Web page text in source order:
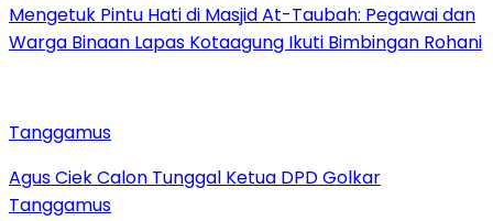
Mengetuk Pintu Hati di Masjid At-Taubah: Pegawai dan
Warga Binaan Lapas Kotaagung Ikuti Bimbingan Rohani
Tanggamus
Agus Ciek Calon Tunggal Ketua DPD Golkar
Tanggamus